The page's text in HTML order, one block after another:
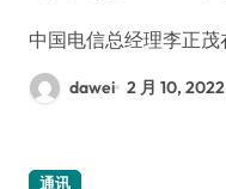
中国电信总经理李正
dawei 2 月 10, 2022
通讯